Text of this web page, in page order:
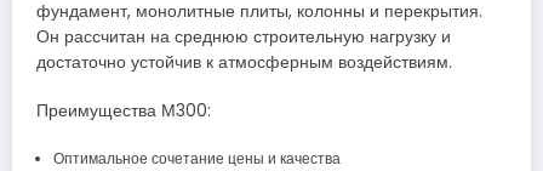
фундамент, монолитные плиты, колонны и перекрытия.
Он рассчитан на среднюю строительную нагрузку и
достаточно устойчив к атмосферным воздействиям.
Преимущества М300:
Оптимальное сочетание цены и качества